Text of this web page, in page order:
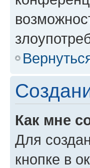
Как мне
Для
кнопке в